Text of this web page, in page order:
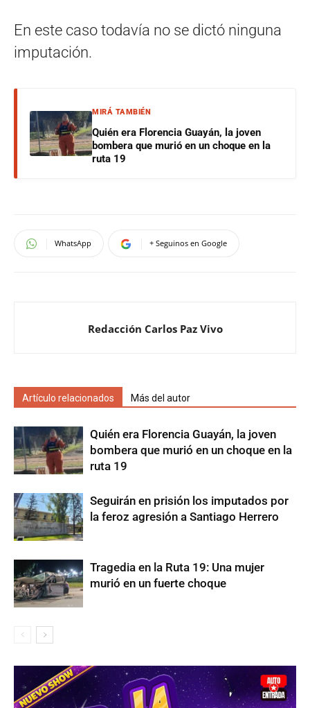
En este caso todavía no se dictó ninguna
imputación.
MIRÁ TAMBIÉN
Quién era Florencia Guayán, la joven
bombera que murió en un choque en la
ruta 19
WhatsApp + Seguinos en Google
Redacción Carlos Paz Vivo
Artículo relacionados Más del autor
Quién era Florencia Guayán, la joven
bombera que murió en un choque en la
ruta 19
Seguirán en prisión los imputados por
la feroz agresión a Santiago Herrero
Tragedia en la Ruta 19: Una mujer
murió en un fuerte choque